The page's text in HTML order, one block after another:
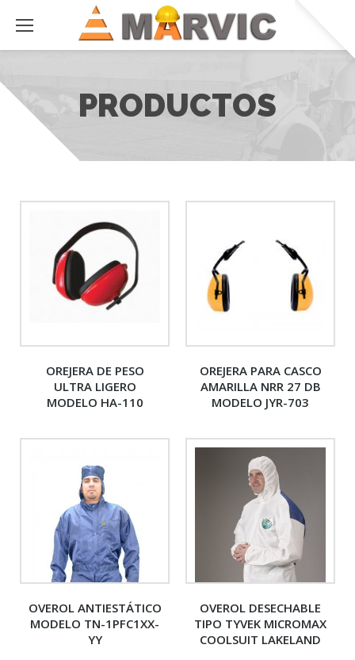
PRODUCTOS
OREJERA DE PESO
ULTRA LIGERO
MODELO HA-110
OREJERA PARA CASCO
AMARILLA NRR 27 DB
MODELO JYR-703
OVEROL ANTIESTÁTICO
MODELO TN-1PFC1XX-
YY
OVEROL DESECHABLE
TIPO TYVEK MICROMAX
COOLSUIT LAKELAND